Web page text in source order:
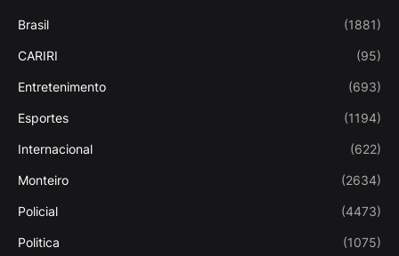
Brasil (1881)
CARIRI (95)
Entretenimento (693)
Esportes (1194)
Internacional (622)
Monteiro (2634)
Policial (4473)
Politica (1075)